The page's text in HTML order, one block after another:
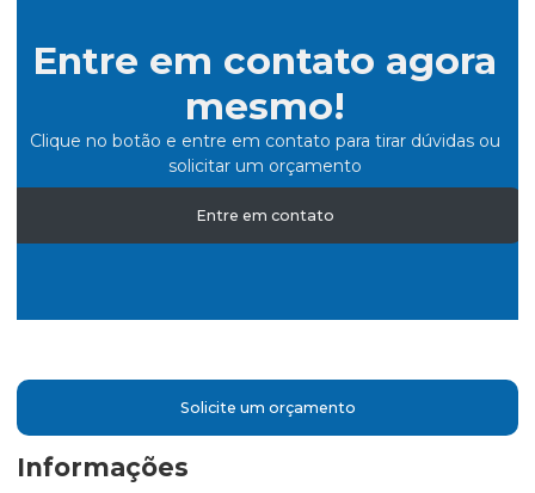
Entre em contato agora
mesmo!
Clique no botão e entre em contato para tirar dúvidas ou
solicitar um orçamento
Entre em contato
Solicite um orçamento
Informações